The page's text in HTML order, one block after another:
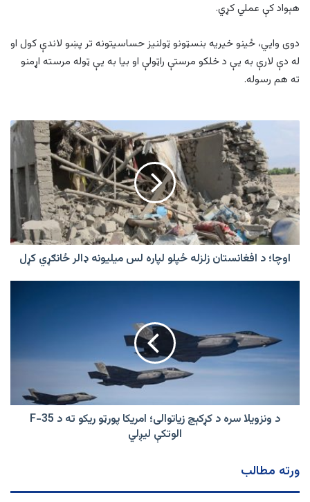
هېواد کې عملي کړي.
دوی وایي، ځینو خیریه بنسټونو ټولنیز حساسیتونه تر پښو لاندې کول او
له دې لارې به یې د خلکو مرستې راټولې او بیا به یې ټوله مرسته اړمنو
ته هم رسوله.
افغانستان
زلزله
ځپلو
لپاره
لس
میلیونه
ډالر
ځانګړي
اوچا؛ د افغانستان زلزله ځپلو لپاره لس میلیونه ډالر ځانګړي کړل
کړکېچ
زیاتوالی؛
ریکو
الوتکې
لیږلي
د ونزویلا سره د کړکېچ زیاتوالی؛ امریکا پورټو ریکو ته د F-35
الوتکې لیږلي
ورته مطالب